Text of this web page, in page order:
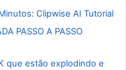
Clipwise AI Tutorial
PASSO A PASSO
que estão explodindo e